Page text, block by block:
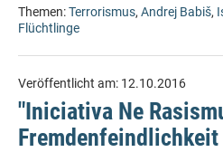
Themen:Terrorismus, Andrej Babiš,
Flüchtlinge
Veröffentlicht am: 12.10.2016
"Iniciativa Ne